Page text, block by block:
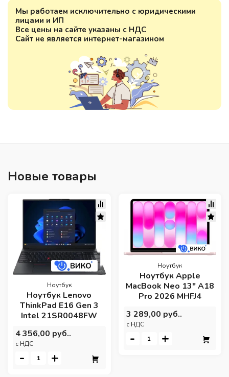
Мы работаем исключительно с юридическими
лицами и ИП
Все цены на сайте указаны с НДС
Сайт не является интернет-магазином
Новые товары
Ноутбук
Ноутбук Lenovo
ThinkPad E16 Gen 3
Intel 21SR0048FW
4 356,00 руб..
c НДС
- +
Ноутбук
Ноутбук Apple
MacBook Neo 13" A18
Pro 2026 MHFJ4
3 289,00 руб..
c НДС
- +